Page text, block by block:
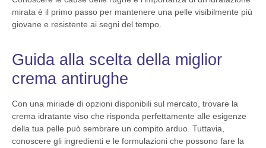
mirata è il primo passo per mantenere una pelle visibilmente più
giovane e resistente ai segni del tempo.
Guida alla scelta della miglior
crema antirughe
Con una miriade di opzioni disponibili sul mercato, trovare la
crema idratante viso che risponda perfettamente alle esigenze
della tua pelle può sembrare un compito arduo. Tuttavia,
conoscere gli ingredienti e le formulazioni che possono fare la